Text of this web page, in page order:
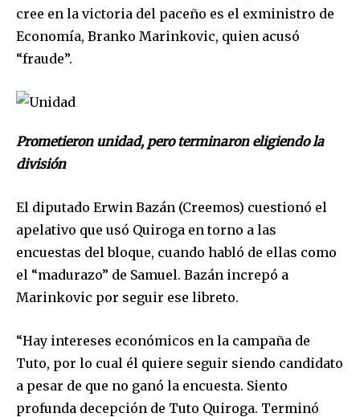
cree en la victoria del paceño es el exministro de
Economía, Branko Marinkovic, quien acusó
“fraude”.
Prometieron unidad, pero terminaron eligiendo la
división
El diputado Erwin Bazán (Creemos) cuestionó el
apelativo que usó Quiroga en torno a las
encuestas del bloque, cuando habló de ellas como
el “madurazo” de Samuel. Bazán increpó a
Marinkovic por seguir ese libreto.
“Hay intereses económicos en la campaña de
Tuto, por lo cual él quiere seguir siendo candidato
a pesar de que no ganó la encuesta. Siento
profunda decepción de Tuto Quiroga. Terminó